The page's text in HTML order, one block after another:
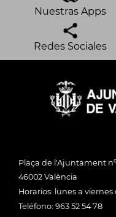
Nuestras Apps
Redes Sociales
Plaça de l'Ajuntament nº
46002 València
Horarios: lunes a viernes
Teléfono: 963 52 54 78